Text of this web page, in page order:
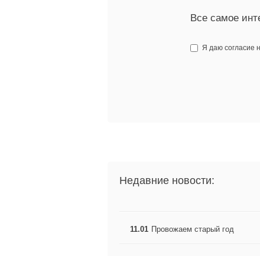
Все самое
Я даю согласие
Недавние новости:
11.01 Провожаем старый год